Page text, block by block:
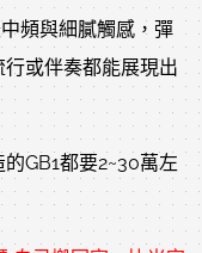
頻與細膩觸感，彈
或伴奏都能展現出
GB1都要2~30萬左